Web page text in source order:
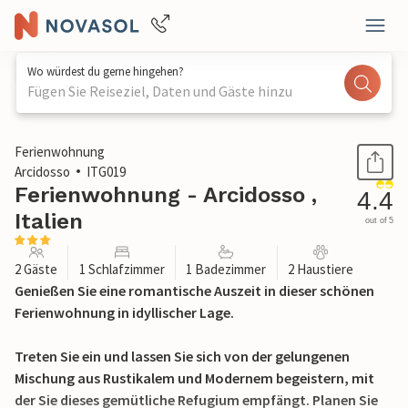
Wo würdest du gerne hingehen?
Fügen Sie Reiseziel, Daten und Gäste hinzu
1 / 16
Ferienwohnung
Arcidosso
ITG019
Ferienwohnung - Arcidosso ,
Italien
4.4
out of 5
2 Gäste 1 Schlafzimmer 1 Badezimmer 2 Haustiere
Genießen Sie eine romantische Auszeit in dieser schönen
Ferienwohnung in idyllischer Lage.
Treten Sie ein und lassen Sie sich von der gelungenen
Mischung aus Rustikalem und Modernem begeistern, mit
der Sie dieses gemütliche Refugium empfängt. Planen Sie